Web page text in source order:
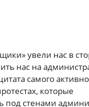
увели нас в
нас на
самого
которые
под стенами